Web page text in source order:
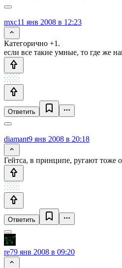
mxc11 янв 2008 в 12:23
Категорично +1.
если все такие умные, то где же
Ответить
diamant9 янв 2008 в 20:18
Гейтса, в принципе, ругают тоже
Ответить
re79 янв 2008 в 09:20